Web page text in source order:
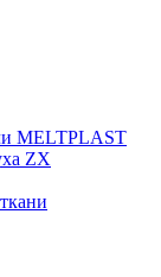
MELTPLAST
ZX